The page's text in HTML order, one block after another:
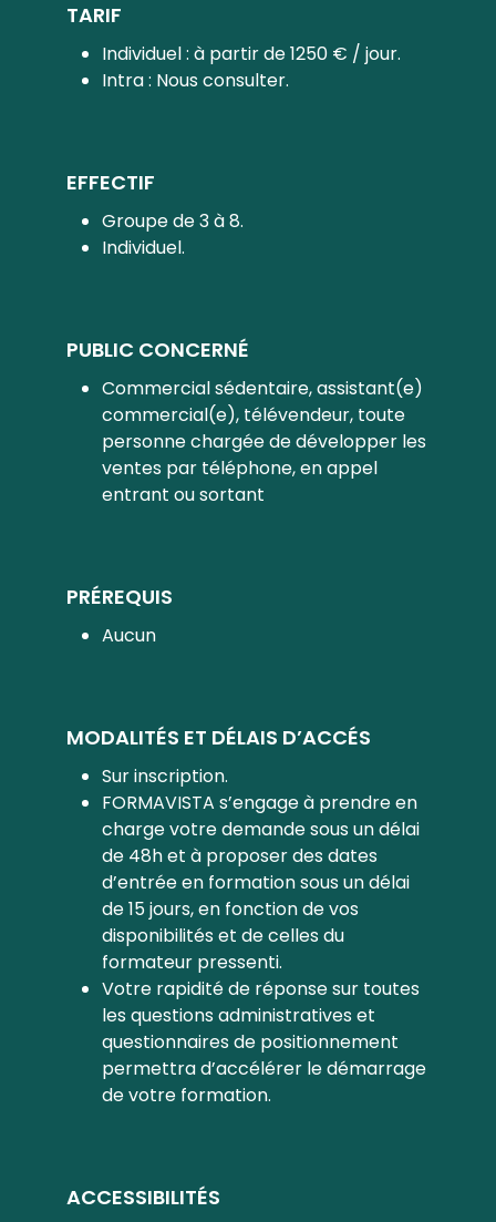
TARIF
Individuel : à partir de 1250 € / jour.
Intra : Nous consulter.
EFFECTIF
Groupe de 3 à 8.
Individuel.
PUBLIC CONCERNÉ
Commercial sédentaire, assistant(e)
commercial(e), télévendeur, toute
personne chargée de développer les
ventes par téléphone, en appel
entrant ou sortant
PRÉREQUIS
Aucun
MODALITÉS ET DÉLAIS D’ACCÉS
Sur inscription.
FORMAVISTA s’engage à prendre en
charge votre demande sous un délai
de 48h et à proposer des dates
d’entrée en formation sous un délai
de 15 jours, en fonction de vos
disponibilités et de celles du
formateur pressenti.
Votre rapidité de réponse sur toutes
les questions administratives et
questionnaires de positionnement
permettra d’accélérer le démarrage
de votre formation.
ACCESSIBILITÉS